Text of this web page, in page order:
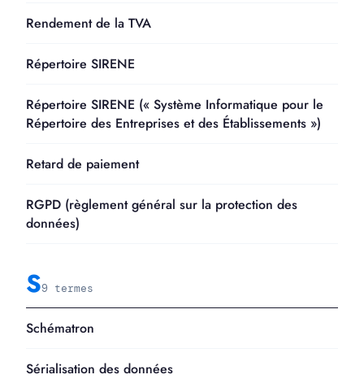
Rendement de la TVA
Répertoire SIRENE
Répertoire SIRENE (« Système Informatique pour le
Répertoire des Entreprises et des Établissements »)
Retard de paiement
RGPD (règlement général sur la protection des
données)
S9 termes
Schématron
Sérialisation des données